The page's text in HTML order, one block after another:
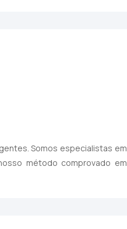
Somos especialistas em
método comprovado em